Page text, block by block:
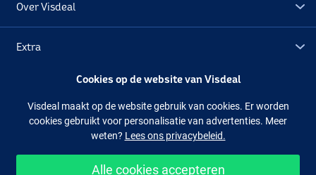
Over Visdeal
Extra
Facebook Instagram
Cookies op de website van Visdeal
Visdeal maakt op de website gebruik van cookies. Er worden
cookies gebruikt voor personalisatie van advertenties. Meer
weten? Lees ons privacybeleid.
Alle cookies accepteren